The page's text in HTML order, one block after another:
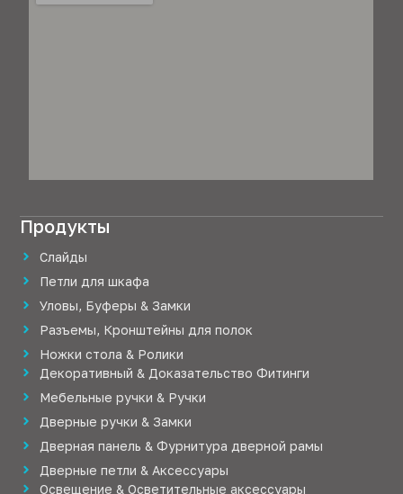
Продукты
Слайды
Петли для шкафа
Уловы, Буферы & Замки
Разъемы, Кронштейны для полок
Ножки стола & Ролики
Декоративный & Доказательство Фитинги
Мебельные ручки & Ручки
Дверные ручки & Замки
Дверная панель & Фурнитура дверной рамы
Дверные петли & Аксессуары
Освещение & Осветительные аксессуары